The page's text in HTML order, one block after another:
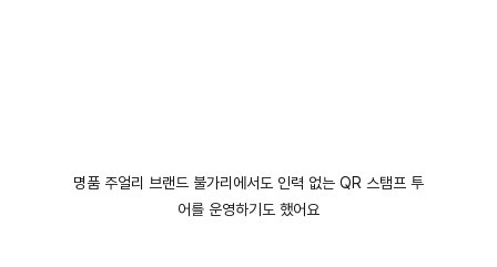
명품 주얼리 브랜드 불가리에서도 인력 없는 QR 스탬프 투
어를 운영하기도 했어요